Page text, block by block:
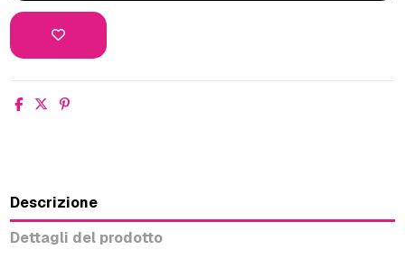
Descrizione
Dettagli del prodotto